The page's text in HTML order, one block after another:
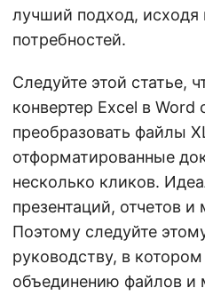
лучший подход, исходя
потребностей.
Следуйте этой статье,
конвертер Excel в Word
преобразовать файлы
отформатированные
несколько кликов.
презентаций, отчетов и
Поэтому следуйте
руководству, в
объединению файлов и